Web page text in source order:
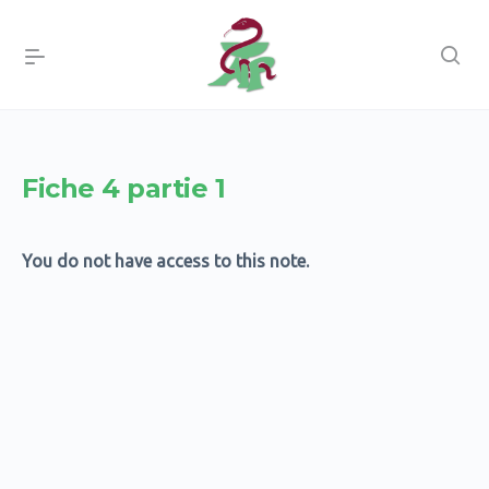
Fiche 4 partie 1
You do not have access to this note.